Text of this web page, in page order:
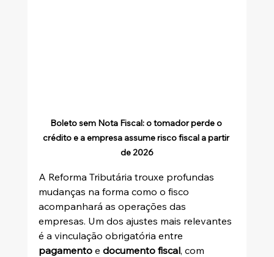
Boleto sem Nota Fiscal: o tomador perde o
crédito e a empresa assume risco fiscal a partir
de 2026
A Reforma Tributária trouxe profundas
mudanças na forma como o fisco
acompanhará as operações das
empresas. Um dos ajustes mais relevantes
é a vinculação obrigatória entre
pagamento e documento fiscal, com